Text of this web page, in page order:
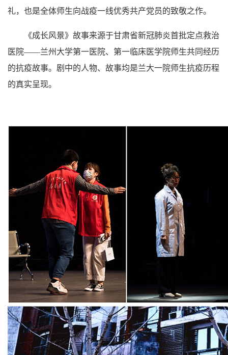
礼，也是全体师生向战疫一线优秀共产党员的致敬之作。
《成长风景》故事来源于甘肃省新冠肺炎首批定点救治
医院——兰州大学第一医院、第一临床医学院师生共同经历
的抗疫故事。剧中的人物、故事均是兰大一院师生抗疫历程
的真实呈现。